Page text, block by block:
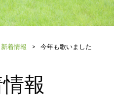
新着情報 > 今年も歌いました
報